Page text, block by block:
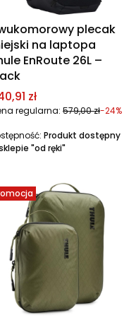
plecak
na laptopa
EnRoute 26L –
promocyjna
zł
regularna: 579,00 zł-24%
Produkt dostępny
"od ręki"